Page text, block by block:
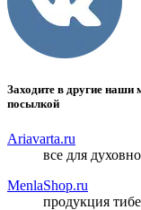
Заходите в другие наши
посылкой
Ariavarta.ru
все для
MenlaShop.ru
продукция